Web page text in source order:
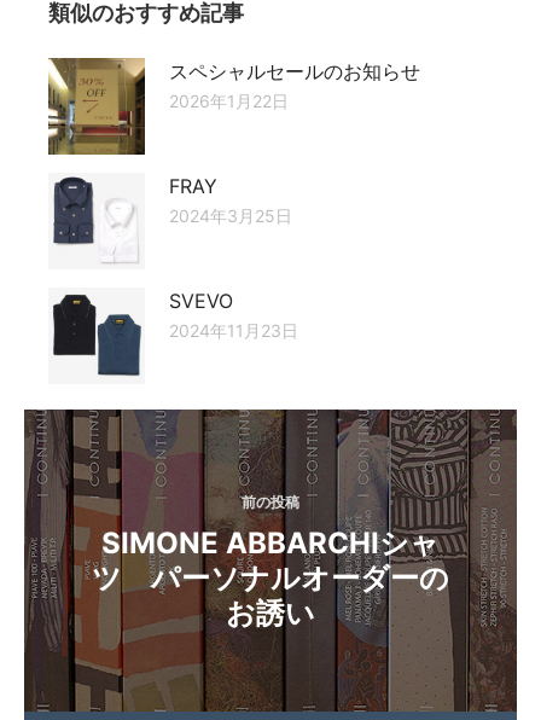
類似のおすすめ記事
スペシャルセールのお知らせ
2026年1月22日
FRAY
2024年3月25日
SVEVO
2024年11月23日
投
稿
ナ
ビ
ゲ
ー
シ
ョ
前の投稿
SIMONE ABBARCHIシャ
ツ パーソナルオーダーの
お誘い